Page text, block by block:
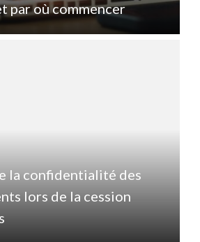
par où commencer
la confidentialité des
lors de la cession